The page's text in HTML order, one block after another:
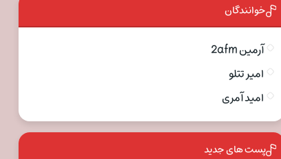
خوانندگان
آرمین 2afm
امیر تتلو
امید آمری
پست های جدید